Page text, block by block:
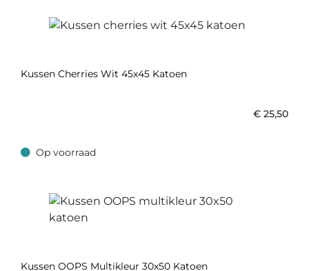
Kussen Cherries Wit 45x45 Katoen
€ 25,50
Op voorraad
Op voorraad
Kussen OOPS Multikleur 30x50 Katoen